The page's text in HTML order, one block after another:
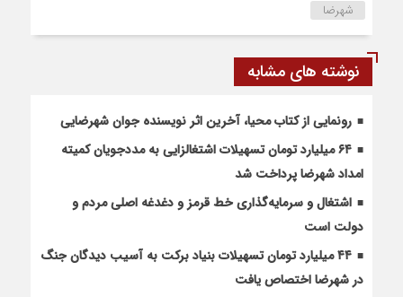
شهرضا
نوشته های مشابه
رونمایی از کتاب محیا، آخرین اثر نویسنده جوان شهرضایی
۶۴ میلیارد تومان تسهیلات اشتغالزایی به مددجویان کمیته
امداد شهرضا پرداخت شد
اشتغال و سرمایه‌گذاری خط قرمز و دغدغه اصلی مردم و
دولت است
۴۴ میلیارد تومان تسهیلات بنیاد برکت به آسیب دیدگان جنگ
در شهرضا اختصاص یافت